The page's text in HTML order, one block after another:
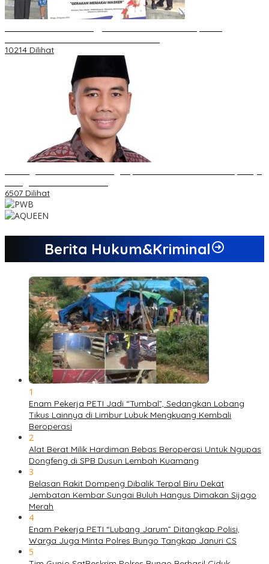
10214 Dilihat
6507 Dilihat
Berita Hukum&Kriminal
1
Enam Pekerja PETI Jadi “Tumbal”, Sedangkan Lobang
Tikus Lainnya di Limbur Lubuk Mengkuang Kembali
Beroperasi
2
Alat Berat Milik Hardiman Bebas Beroperasi Untuk Ngupas
Dongfeng di SPB Dusun Lembah Kuamang
3
Belasan Rakit Dompeng Dibalik Terpal Biru Dekat
Jembatan Kembar Sungai Buluh Hangus Dimakan Sijago
Merah
4
Enam Pekerja PETI “Lubang Jarum” Ditangkap Polisi,
Warga Juga Minta Polres Bungo Tangkap Januri CS
5